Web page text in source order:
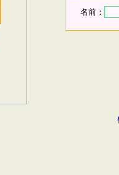
名前：